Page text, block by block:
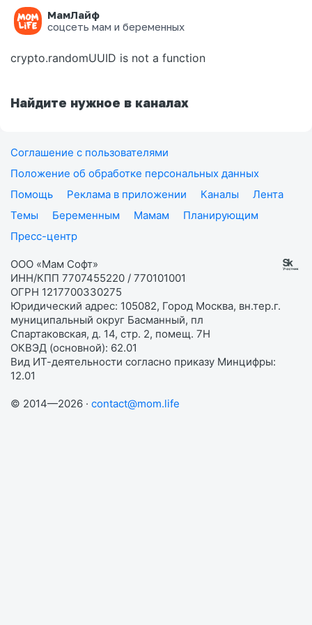
МамЛайф
соцсеть мам и беременных
Ошибка на странице
crypto.randomUUID is not a function
Найдите нужное в каналах
Соглашение с пользователями
Положение об обработке персональных данных
Помощь
Реклама в приложении Каналы
Лента
Темы
Беременным Мамам
Планирующим
Пресс-центр
ООО «Мам Софт»
ИНН/КПП 7707455220 / 770101001
ОГРН 1217700330275
Юридический адрес: 105082, Город Москва, вн.тер.г.
муниципальный округ Басманный, пл
Спартаковская, д. 14, стр. 2, помещ. 7Н
ОКВЭД (основной): 62.01
Вид ИТ-деятельности согласно приказу Минцифры:
12.01
© 2014—2026 · contact@mom.life